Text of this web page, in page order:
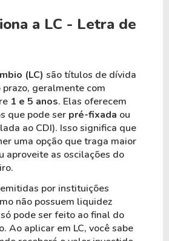
a LC - Letra de
(LC) são títulos de dívida
geralmente com
1 e 5 anos. Elas oferecem
que pode ser pré-fixada ou
ao CDI). Isso significa que
uma opção que traga maior
aproveite as oscilações do
por instituições
não possuem liquidez
pode ser feito ao final do
Ao aplicar em LC, você sabe